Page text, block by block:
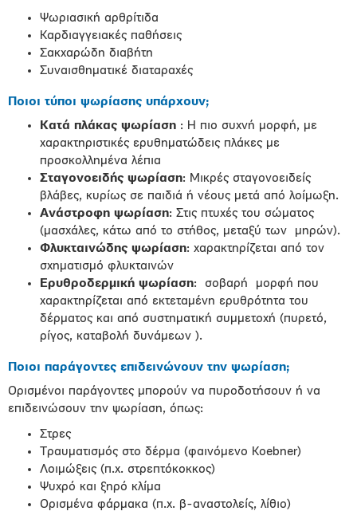
Ψωριασική αρθρίτιδα
Καρδιαγγειακές παθήσεις
Σακχαρώδη διαβήτη
Συναισθηματικέ διαταραχές
Ποιοι τύποι ψωρίασης υπάρχουν;
Κατά πλάκας ψωρίαση : Η πιο συχνή μορφή, με
χαρακτηριστικές ερυθηματώδεις πλάκες με
προσκολλημένα λέπια
Σταγονοειδής ψωρίαση: Μικρές σταγονοειδείς
βλάβες, κυρίως σε παιδιά ή νέους μετά από λοίμωξη.
Ανάστροφη ψωρίαση: Στις πτυχές του σώματος
(μασχάλες, κάτω από το στήθος, μεταξύ των μηρών).
Φλυκταινώδης ψωρίαση: χαρακτηρίζεται από τον
σχηματισμό φλυκταινών
Ερυθροδερμική ψωρίαση: σοβαρή μορφή που
χαρακτηρίζεται από εκτεταμένη ερυθρότητα του
δέρματος και από συστηματική συμμετοχή (πυρετό,
ρίγος, καταβολή δυνάμεων ).
Ποιοι παράγοντες επιδεινώνουν την ψωρίαση;
Ορισμένοι παράγοντες μπορούν να πυροδοτήσουν ή να
επιδεινώσουν την ψωρίαση, όπως:
Στρες
Τραυματισμός στο δέρμα (φαινόμενο Koebner)
Λοιμώξεις (π.χ. στρεπτόκοκκος)
Ψυχρό και ξηρό κλίμα
Ορισμένα φάρμακα (π.χ. β-αναστολείς, λίθιο)